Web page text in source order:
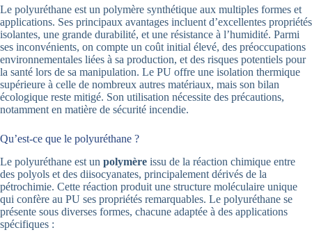
Le polyuréthane est un polymère synthétique aux multiples formes et
applications. Ses principaux avantages incluent d’excellentes propriétés
isolantes, une grande durabilité, et une résistance à l’humidité. Parmi
ses inconvénients, on compte un coût initial élevé, des préoccupations
environnementales liées à sa production, et des risques potentiels pour
la santé lors de sa manipulation. Le PU offre une isolation thermique
supérieure à celle de nombreux autres matériaux, mais son bilan
écologique reste mitigé. Son utilisation nécessite des précautions,
notamment en matière de sécurité incendie.
Qu’est-ce que le polyuréthane ?
Le polyuréthane est un polymère issu de la réaction chimique entre
des polyols et des diisocyanates, principalement dérivés de la
pétrochimie. Cette réaction produit une structure moléculaire unique
qui confère au PU ses propriétés remarquables. Le polyuréthane se
présente sous diverses formes, chacune adaptée à des applications
spécifiques :